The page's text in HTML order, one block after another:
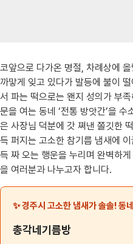
코앞으로 다가온 명절, 차례상에
까맣게 잊고 있다가 발등에 불이
서 파는 떡으로는 왠지 성의가 부
문을 여는 동네 ‘전통 방앗간’을
은 사장님 덕분에 갓 쪄낸 쫄깃한
득 퍼지는 고소한 참기름 냄새에
득 짜 오는 행운을 누리며 완벽하
을 여러분과 나누고자 합니다.
✨ 경주시 고소한 냄새가 솔솔! 동
총각네기름방